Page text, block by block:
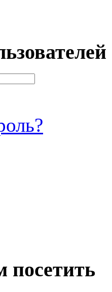
посетить